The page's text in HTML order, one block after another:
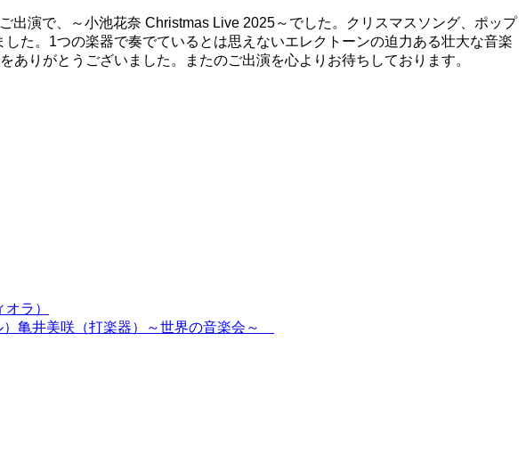
演で、～小池花奈 Christmas Live 2025～でした。クリスマスソング、ポップ
た。1つの楽器で奏でているとは思えないエレクトーンの迫力ある壮大な音楽
りがとうございました。またのご出演を心よりお待ちしております。
ラ）
）亀井美咲（打楽器）～世界の音楽会～